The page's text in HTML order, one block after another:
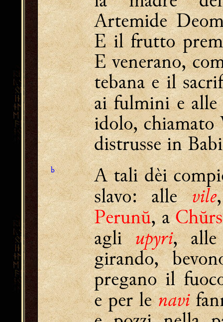
Artemide
E il frutto
E venerano,
tebana e il
ai fulmini e
idolo,
distrusse in
b
A tali dèi
slavo: allevile
Perunŭ, a
agliupyri,
girando,
pregano il
e per lenavi